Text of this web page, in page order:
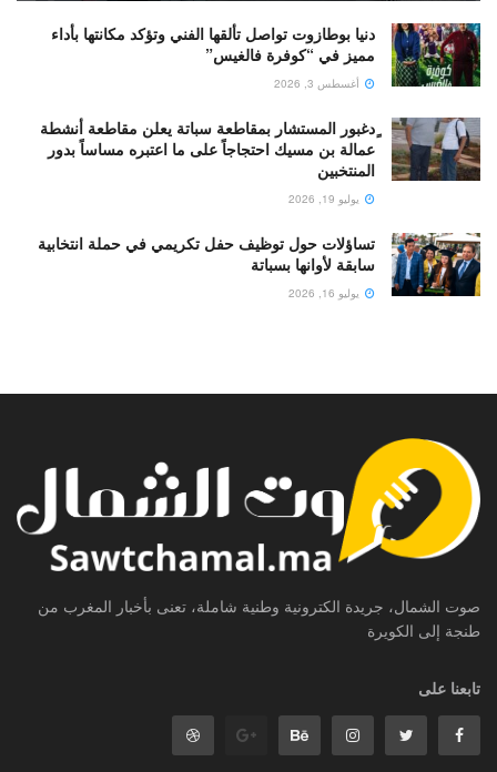
دنيا بوطازوت تواصل تألقها الفني وتؤكد مكانتها بأداء
مميز في “كوفرة فالغيس”
أغسطس 3, 2026
ٍدغبور المستشار بمقاطعة سباتة يعلن مقاطعة أنشطة
عمالة بن مسيك احتجاجاً على ما اعتبره مساساً بدور
المنتخبين
يوليو 19, 2026
تساؤلات حول توظيف حفل تكريمي في حملة انتخابية
سابقة لأوانها بسباتة
يوليو 16, 2026
صوت الشمال، جريدة الكترونية وطنية شاملة، تعنى بأخبار المغرب من
طنجة إلى الكويرة
تابعنا على